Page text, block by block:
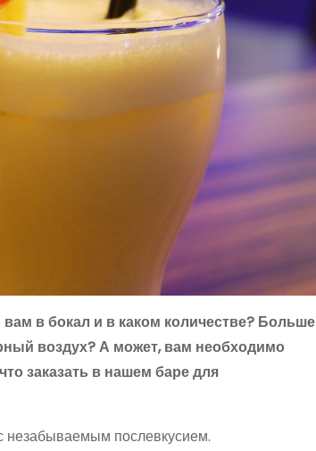
в бокал и в каком количестве? Больше
воздух? А может, вам необходимо
заказать в нашем баре для
незабываемым послевкусием.